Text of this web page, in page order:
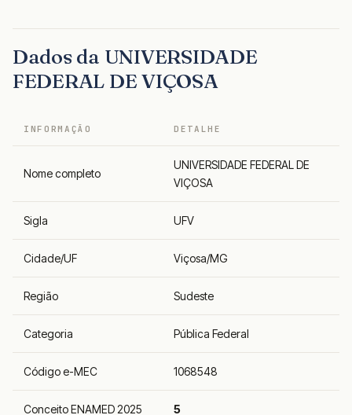
Dados da UNIVERSIDADE
FEDERAL DE VIÇOSA
INFORMAÇÃO DETALHE
Nome completo
UNIVERSIDADE FEDERAL DE
VIÇOSA
Sigla UFV
Cidade/UF Viçosa/MG
Região Sudeste
Categoria Pública Federal
Código e-MEC 1068548
Conceito ENAMED 2025 5